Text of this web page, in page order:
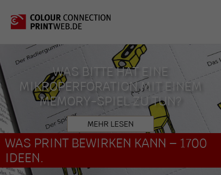
WAS BITTE HAT EINE
MIKROPERFORATION MIT EINEM
MEMORY-SPIEL ZU TUN?
MEHR LESEN
WAS PRINT BEWIRKEN KANN – 1700
IDEEN.